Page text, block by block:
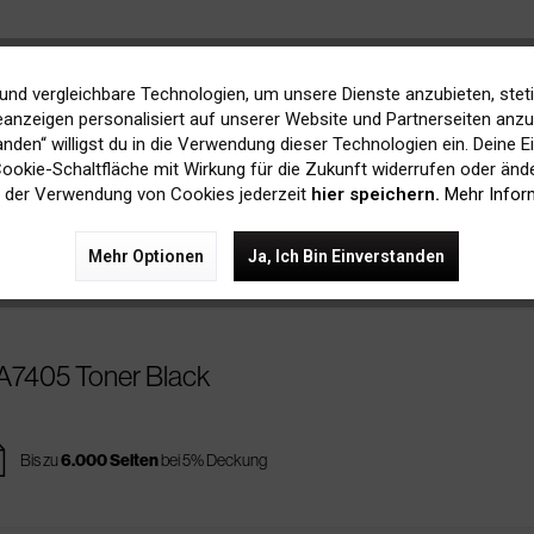
Toner Black
bei 5% Deckung
Toner Black
Bis zu6.000 Seitenbei 5% Deckung
vergleichbare Technologien, um unsere Dienste anzubieten,
personalisiert auf unserer Website und Partnerseiten
willigst du in die Verwendung dieser Technologien ein. Deine
Schaltfläche mit Wirkung für die Zukunft widerrufen oder
Verwendung von Cookies jederzeit hier speichern. Mehr
Mehr Optionen Ja, Ich Bin Einverstanden